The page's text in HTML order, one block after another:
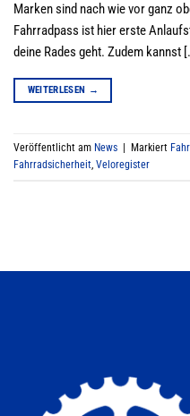
Marken sind nach wie vor ganz
Fahrradpass ist hier erste
deine Rades geht. Zudem kannst
WEITERLESEN →
Veröffentlicht am News Markiert
Fahrradsicherheit, Veloregister